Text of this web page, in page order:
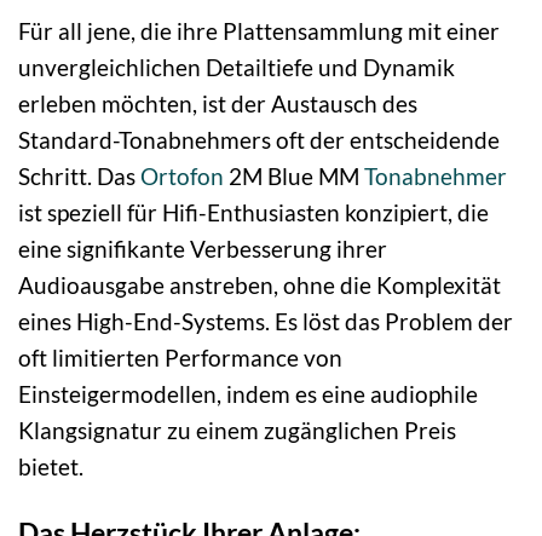
Für all jene, die ihre Plattensammlung mit einer
unvergleichlichen Detailtiefe und Dynamik
erleben möchten, ist der Austausch des
Standard-Tonabnehmers oft der entscheidende
Schritt. Das Ortofon 2M Blue MM Tonabnehmer
ist speziell für Hifi-Enthusiasten konzipiert, die
eine signifikante Verbesserung ihrer
Audioausgabe anstreben, ohne die Komplexität
eines High-End-Systems. Es löst das Problem der
oft limitierten Performance von
Einsteigermodellen, indem es eine audiophile
Klangsignatur zu einem zugänglichen Preis
bietet.